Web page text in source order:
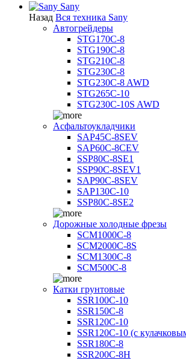
Sany
Назад Вся техника Sany
Автогрейдеры
STG170C-8
STG190C-8
STG210C-8
STG230C-8
STG230C-8 AWD
STG265C-10
STG230C-10S AWD
Асфальтоукладчики
SAP45С-8SEV
SAP60C-8CEV
SSP80C-8SE1
SSP90C-8SEV1
SAP90C-8SEV
SAP130C-10
SSP80C-8SE2
Дорожные холодные фрезы
SCM1000C-8
SCM2000C-8S
SCM1300C-8
SCM500C-8
Катки грунтовые
SSR100C-10
SSR150C-8
SSR120C-10
SSR120C-10 (с
SSR180C-8
SSR200C-8H